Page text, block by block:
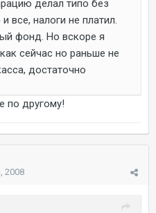
делал типо без
все, налоги не платил.
фонд. Но вскоре я
сейчас но раньше не
достаточно
по другому!
2008